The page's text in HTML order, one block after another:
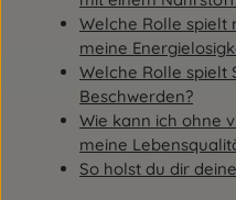
Welche Rolle spielt
meine
Welche Rolle spielt
Beschwerden?
Wie kann ich ohne
meine
So holst du dir